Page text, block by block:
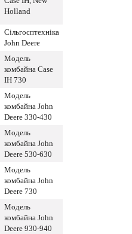
Holland
Сільгосптехніка
John Deere
Модель
комбайна Case
IH 730
Модель
комбайна John
Deere 330-430
Модель
комбайна John
Deere 530-630
Модель
комбайна John
Deere 730
Модель
комбайна John
Deere 930-940